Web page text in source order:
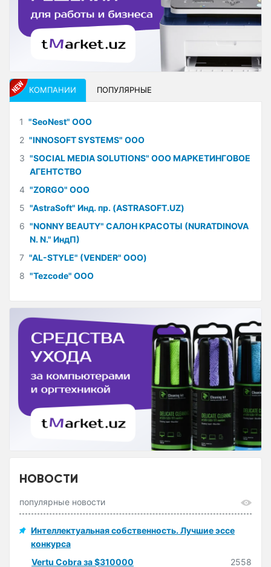
КОМПАНИИ ПОПУЛЯРНЫЕ
1 "SeoNest" ООО
2 "INNOSOFT SYSTEMS" ООО
3 "SOCIAL MEDIA SOLUTIONS" ООО МАРКЕТИНГОВОЕ
АГЕНТСТВО
4 "ZORGO" ООО
5 "AstraSoft" Инд. пр. (ASTRASOFT.UZ)
6 "NONNY BEAUTY" САЛОН КРАСОТЫ (NURATDINOVA
N. N." ИндП)
7 "AL-STYLE" (VENDER" ООО)
8 "Tezcode" ООО
НОВОСТИ
популярные новости
Интеллектуальная собственность. Лучшие эссе
конкурса
Vertu Cobra за $310000
2558